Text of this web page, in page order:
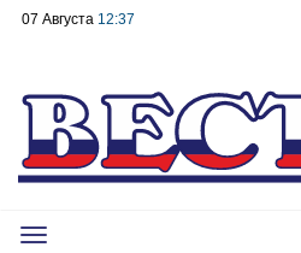
07 Августа 12:37
Toggle